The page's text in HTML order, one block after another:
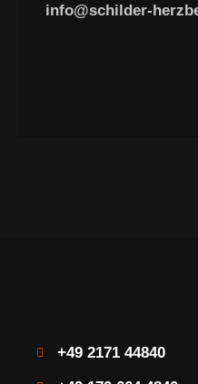
info@schilder-
+49 2171 44840